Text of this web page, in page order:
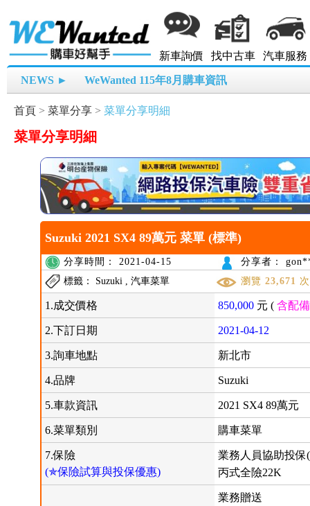
新車詢價 找中古車 汽車服務
NEWS ► WeWanted 115年8月購車資訊
首頁 > 菜單分享 > 菜單分享明細
菜單分享明細
Suzuki 2021 SX4 89萬元 菜單 (標準)
分享時間： 2021-04-15
分享者：
標籤： Suzuki , 汽車菜單
瀏覽 23,671 次
1.成交價格 850,000 元 (含配備
2.下訂日期 2021-04-12
3.詢車地點 新北市
4.品牌 Suzuki
5.車款資訊 2021 SX4 89萬元
6.菜單類別 購車菜單
7.保險
(✯保險試算與投保優惠)
業務人員協助投保
丙式全險22K
業務贈送